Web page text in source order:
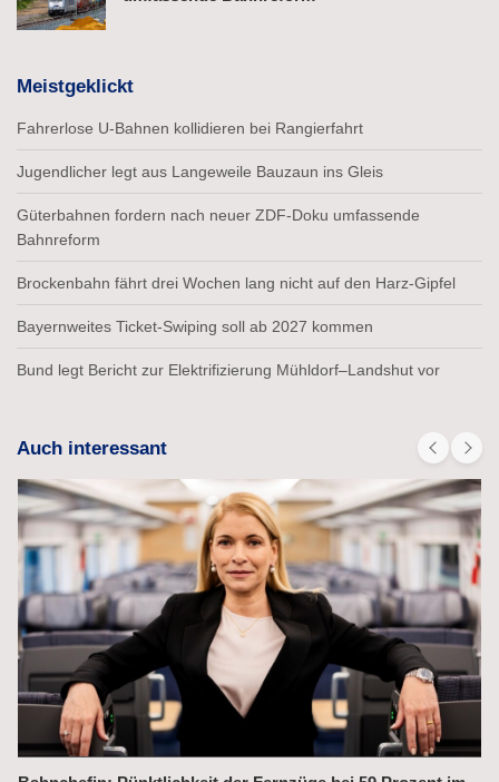
Meistgeklickt
Fahrerlose U-Bahnen kollidieren bei Rangierfahrt
Jugendlicher legt aus Langeweile Bauzaun ins Gleis
Güterbahnen fordern nach neuer ZDF-Doku umfassende
Bahnreform
Brockenbahn fährt drei Wochen lang nicht auf den Harz-Gipfel
Bayernweites Ticket-Swiping soll ab 2027 kommen
Bund legt Bericht zur Elektrifizierung Mühldorf–Landshut vor
Auch interessant